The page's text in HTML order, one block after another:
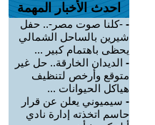
احدث الأخبار المهمة
- -كلنا صوت مصر-.. حفل
شيرين بالساحل الشمالي
يحظى باهتمام كبير ...
- الديدان الخارقة.. حل غير
متوقع وأرخص لتنظيف
هياكل الحيوانات ...
- سيميوني يعلن عن قرار
حاسم اتخذته إدارة نادي